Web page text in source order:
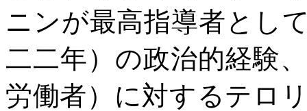
ニンが最高指導者とし
二二年）の政治的経験
労働者）に対するテロ